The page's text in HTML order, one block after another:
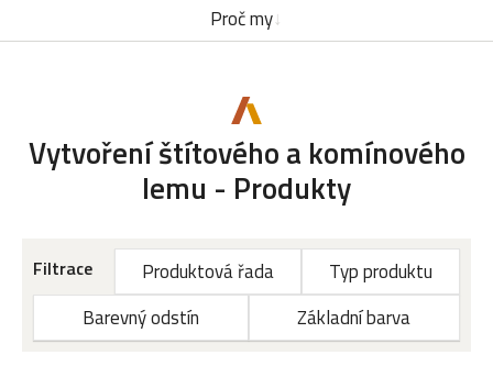
Proč my
Vytvoření štítového a komínového
lemu - Produkty
Filtrace Produktová řada
Typ produktu
Barevný odstín
Základní barva